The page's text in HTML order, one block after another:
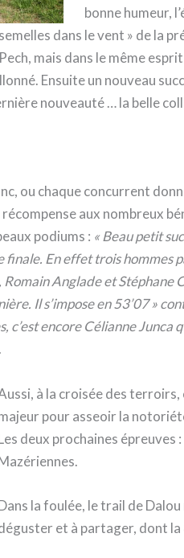
bonne humeur,
dans le vent » de la
mais dans le même
Ensuite un nouveau
nouveauté … la belle
ou chaque concurrent
aux nombreux
podiums : «Beau petit
En effet trois hommes
Anglade et Stéphane
Il s’impose en 53’07 »
c’est encore Célianne Junca
à la croisée des
pour asseoir la
deux prochaines épreuves
la foulée, le trail de
et à partager, dont la